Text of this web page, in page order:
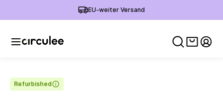
EU-weiter Versand
Refurbished